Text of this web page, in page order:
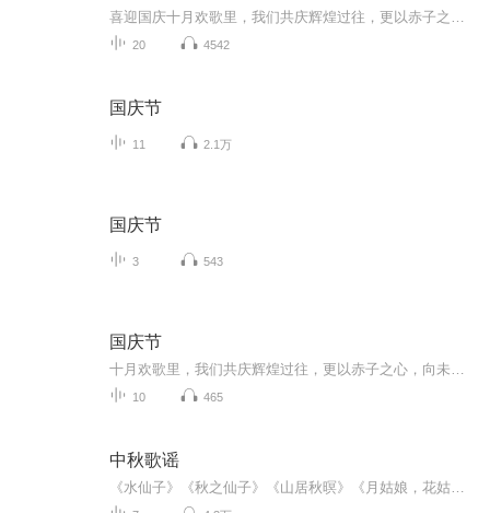
20 4542
国庆节
11 2.1万
国庆节
3 543
国庆节
10 465
中秋歌谣